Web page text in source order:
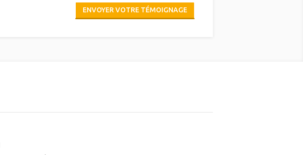
ENVOYER VOTRE TÉMOIGNAGE